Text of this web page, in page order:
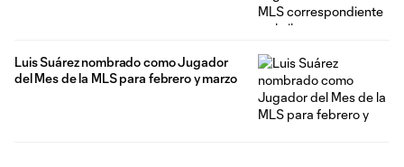
Luis Suárez nombrado como Jugador
del Mes de la MLS para febrero y marzo